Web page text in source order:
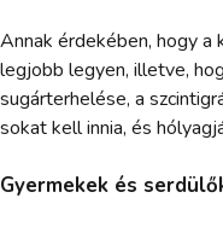
Annak érdekében, hogy
legjobb legyen, illetve,
sugárterhelése, a
sokat kell innia, és
Gyermekek és